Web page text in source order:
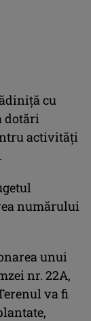
cu
dotări
activităţi
numărului
unui
nr. 22A,
va fi